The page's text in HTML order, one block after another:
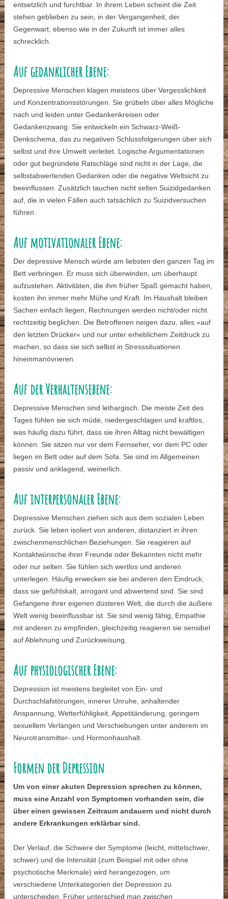
entsetzlich und furchtbar. In ihrem Leben scheint die Zeit
stehen geblieben zu sein, in der Vergangenheit, der
Gegenwart, ebenso wie in der Zukunft ist immer alles
schrecklich.
Auf gedanklicher Ebene:
Depressive Menschen klagen meistens über Vergesslichkeit
und Konzentrationsstörungen. Sie grübeln über alles Mögliche
nach und leiden unter Gedankenkreisen oder
Gedankenzwang. Sie entwickeln ein Schwarz-Weiß-
Denkschema, das zu negativen Schlussfolgerungen über sich
selbst und ihre Umwelt verleitet. Logische Argumentationen
oder gut begründete Ratschläge sind nicht in der Lage, die
selbstabwertenden Gedanken oder die negative Weltsicht zu
beeinflussen. Zusätzlich tauchen nicht selten Suizidgedanken
auf, die in vielen Fällen auch tatsächlich zu Suizidversuchen
führen.
Auf motivationaler Ebene:
Der depressive Mensch würde am liebsten den ganzen Tag im
Bett verbringen. Er muss sich überwinden, um überhaupt
aufzustehen. Aktivitäten, die ihm früher Spaß gemacht haben,
kosten ihn immer mehr Mühe und Kraft. Im Haushalt bleiben
Sachen einfach liegen, Rechnungen werden nicht/oder nicht
rechtzeitig beglichen. Die Betroffenen neigen dazu, alles »auf
den letzten Drücker« und nur unter erheblichem Zeitdruck zu
machen, so dass sie sich selbst in Stresssituationen
hineinmanövrieren.
Auf der Verhaltensebene:
Depressive Menschen sind lethargisch. Die meiste Zeit des
Tages fühlen sie sich müde, niedergeschlagen und kraftlos,
was häufig dazu führt, dass sie ihren Alltag nicht bewältigen
können. Sie sitzen nur vor dem Fernseher, vor dem PC oder
liegen im Bett oder auf dem Sofa. Sie sind im Allgemeinen
passiv und anklagend, weinerlich.
Auf interpersonaler Ebene:
Depressive Menschen ziehen sich aus dem sozialen Leben
zurück. Sie leben isoliert von anderen, distanziert in ihren
zwischenmenschlichen Beziehungen. Sie reagieren auf
Kontaktwünsche ihrer Freunde oder Bekannten nicht mehr
oder nur selten. Sie fühlen sich wertlos und anderen
unterlegen. Häufig erwecken sie bei anderen den Eindruck,
dass sie gefühlskalt, arrogant und abwertend sind. Sie sind
Gefangene ihrer eigenen düsteren Welt, die durch die äußere
Welt wenig beeinflussbar ist. Sie sind wenig fähig, Empathie
mit anderen zu empfinden, gleichzeitig reagieren sie sensibel
auf Ablehnung und Zurückweisung.
Auf physiologischer Ebene:
Depression ist meistens begleitet von Ein- und
Durchschlafstörungen, innerer Unruhe, anhaltender
Anspannung, Wetterfühligkeit, Appetitänderung, geringem
sexuellem Verlangen und Verschiebungen unter anderem im
Neurotransmitter- und Hormonhaushalt.
Formen der Depression
Um von einer akuten Depression sprechen zu können,
muss eine Anzahl von Symptomen vorhanden sein, die
über einen gewissen Zeitraum andauern und nichtdurch
andere Erkrankungen erklärbar sind.
Der Verlauf, die Schwere der Symptome (leicht, mittelschwer,
schwer) und die Intensität (zum Beispiel mit oder ohne
psychotische Merkmale) wird herangezogen, um
verschiedene Unterkategorien der Depression zu
unterscheiden. Früher unterschied man zwischen